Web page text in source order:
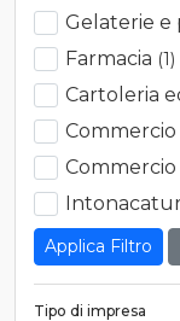
Gelaterie e
Farmacia (1)
Cartoleria
Tipo di impresa